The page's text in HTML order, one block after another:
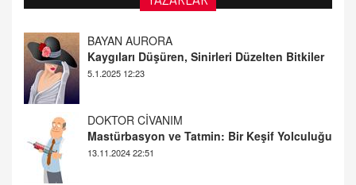
DOKTOR CİVANIM
Mastürbasyon ve Tatmin: Bir Keşif Yolculuğu
13.11.2024 22:51
ALİ EFENDİ
Adana At Yarışı Tahminleri | 21 Aralık
Cumartesi